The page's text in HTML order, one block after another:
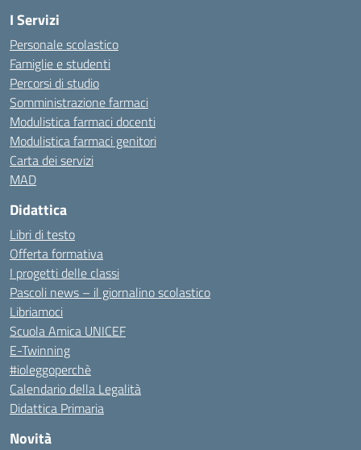
I Servizi
Personale scolastico
Famiglie e studenti
Percorsi di studio
Somministrazione farmaci
Modulistica farmaci docenti
Modulistica farmaci genitori
Carta dei servizi
MAD
Didattica
Libri di testo
Offerta formativa
I progetti delle classi
Pascoli news – il giornalino scolastico
Libriamoci
Scuola Amica UNICEF
E-Twinning
#ioleggoperchè
Calendario della Legalità
Didattica Primaria
Novità